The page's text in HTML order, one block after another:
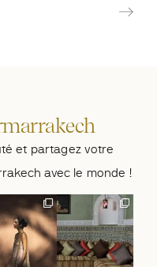
et partagez votre
avec le monde !
beauty of
moments,
at...
15
Where every
moment feels
naturally yours.
🌴...
948
20